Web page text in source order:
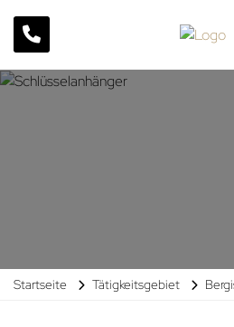
Startseite Tätigkeitsgebiet